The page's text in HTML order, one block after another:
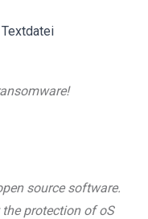
Textdatei
source software.
protection of oS